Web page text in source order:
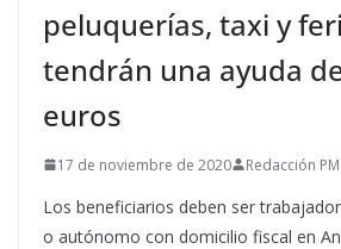
peluquerías, taxi y
tendrán una ayuda
euros
17 de noviembre de 2020 Redacción PM
Los beneficiarios deben ser
o autónomo con domicilio fiscal en